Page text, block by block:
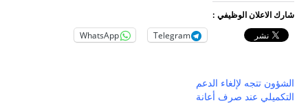
شارك الاعلان الوظيفي :
Telegram
WhatsApp
الشؤون تتجه لإلغاء الدعم
التكميلي عند صرف أعانة